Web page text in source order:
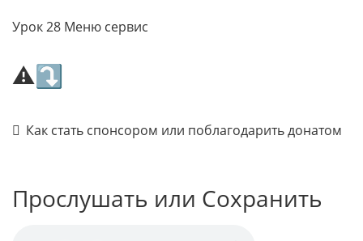
Урок 28 Меню сервис
⚠⤵
Как стать спонсором или поблагодарить донатом
Прослушать или Сохранить